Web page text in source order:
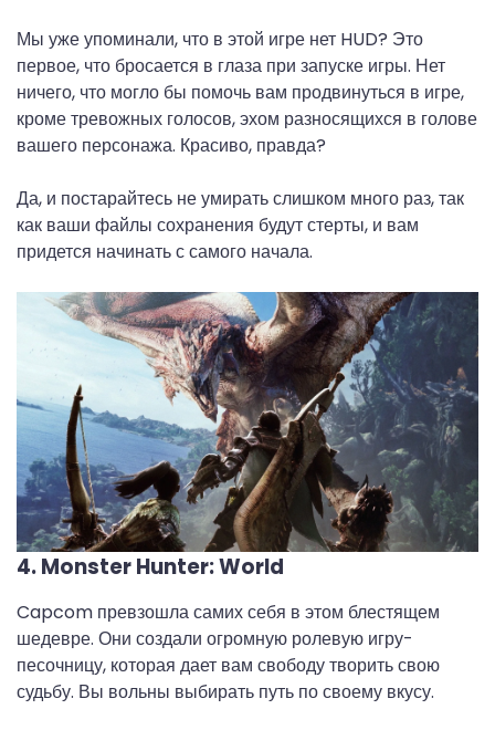
Мы уже упоминали, что в этой игре нет HUD? Это
первое, что бросается в глаза при запуске игры. Нет
ничего, что могло бы помочь вам продвинуться в игре,
кроме тревожных голосов, эхом разносящихся в голове
вашего персонажа. Красиво, правда?
Да, и постарайтесь не умирать слишком много раз, так
как ваши файлы сохранения будут стерты, и вам
придется начинать с самого начала.
4. Monster Hunter: World
Capcom превзошла самих себя в этом блестящем
шедевре. Они создали огромную ролевую игру-
песочницу, которая дает вам свободу творить свою
судьбу. Вы вольны выбирать путь по своему вкусу.